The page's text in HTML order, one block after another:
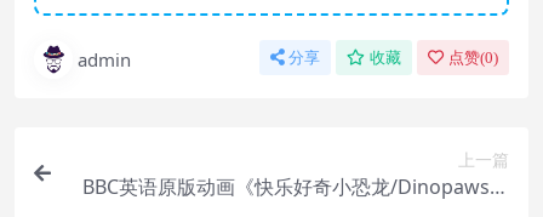
admin 分享 收藏 点赞(0)
上一篇
BBC英语原版动画《快乐好奇小恐龙/Dinopaws》